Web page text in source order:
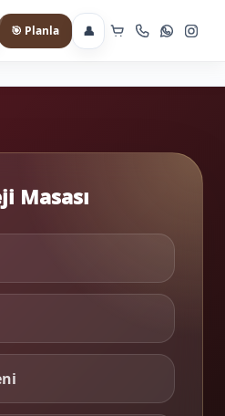
moduna geç
🎯 Planla 👤
Masası